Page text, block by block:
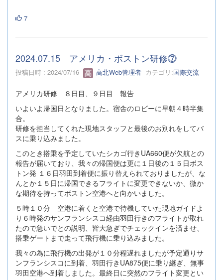
7
2024.07.15 アメリカ・ボストン研修⓻
投稿日時 : 2024/07/16 高北Web管理者 カテゴリ:国際交流
アメリカ研修 ８日目、９日目 報告
いよいよ帰国日となりました。宿舎のロビーに早朝４時半集
合。
研修を担当してくれた現地スタッフと最後のお別れをしてバ
スに乗り込みました。
このとき搭乗を予定していたシカゴ行きUA660便が欠航との
報告が届いており、我々の帰国便は更に１日後の１５日ボス
トン発 １６日羽田到着便に振り替えられておりましたが、な
んとか１５日に帰国できるフライトに変更できないか、微か
な期待を持ってボストン空港へと向かいました。
５時１０分 空港に着くと空港で待機していた現地ガイドよ
り６時発のサンフランシスコ経由羽田行きのフライトが取れ
たので急いでとの説明、皆大急ぎでチェックインを済ませ、
搭乗ゲートまで走って飛行機に乗り込みました。
我々の為に飛行機の出発が１０分程遅れましたが予定通りサ
ンフランシスコに到着、羽田行きUA875便に乗り継ぎ、無事
羽田空港へ到着しました。最終日に突然のフライト変更とい